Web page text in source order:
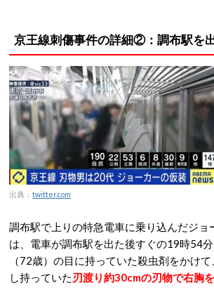
京王線刺傷事件の詳細②：調布駅を
出典： twitter.com
調布駅で上りの特急電車に乗り込んだジョ
は、電車が調布駅を出た後すぐの19時54
（72歳）の目に持っていた殺虫剤をかけ
し持っていた刃渡り約30cmの刃物で右胸